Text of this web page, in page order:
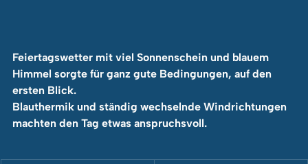
Feiertagswetter mit viel Sonnenschein und blauem
Himmel sorgte für ganz gute Bedingungen, auf den
ersten Blick.
Blauthermik und ständig wechselnde Windrichtungen
machten den Tag etwas anspruchsvoll.